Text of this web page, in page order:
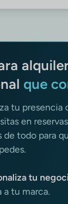
que
tu presencia
en
de todo para
tu
a tu marca.